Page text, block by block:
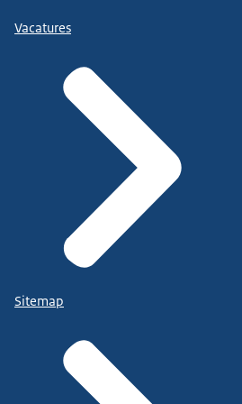
Vacatures
Sitemap